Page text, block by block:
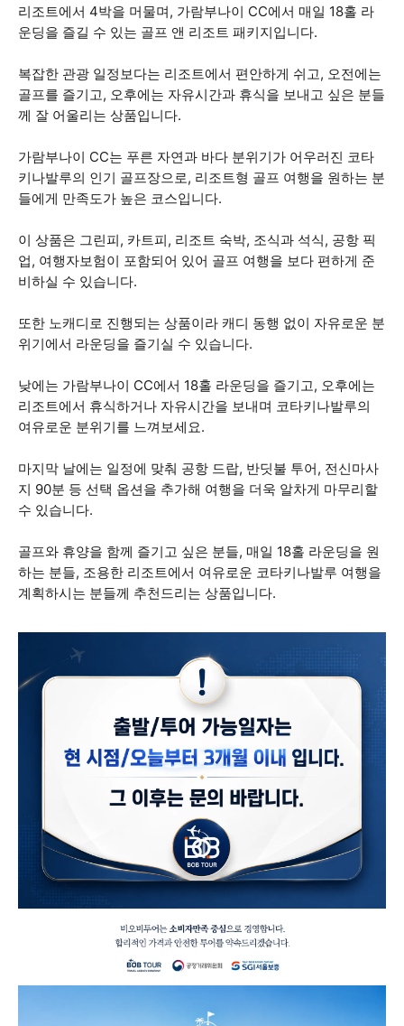
리조트에서 4박을 머물며, 가람부나이 CC에서 매일 18홀 라
운딩을 즐길 수 있는 골프 앤 리조트 패키지입니다.
복잡한 관광 일정보다는 리조트에서 편안하게 쉬고, 오전에는
골프를 즐기고, 오후에는 자유시간과 휴식을 보내고 싶은 분들
께 잘 어울리는 상품입니다.
가람부나이 CC는 푸른 자연과 바다 분위기가 어우러진 코타
키나발루의 인기 골프장으로, 리조트형 골프 여행을 원하는 분
들에게 만족도가 높은 코스입니다.
이 상품은 그린피, 카트피, 리조트 숙박, 조식과 석식, 공항 픽
업, 여행자보험이 포함되어 있어 골프 여행을 보다 편하게 준
비하실 수 있습니다.
또한 노캐디로 진행되는 상품이라 캐디 동행 없이 자유로운 분
위기에서 라운딩을 즐기실 수 있습니다.
낮에는 가람부나이 CC에서 18홀 라운딩을 즐기고, 오후에는
리조트에서 휴식하거나 자유시간을 보내며 코타키나발루의
여유로운 분위기를 느껴보세요.
마지막 날에는 일정에 맞춰 공항 드랍, 반딧불 투어, 전신마사
지 90분 등 선택 옵션을 추가해 여행을 더욱 알차게 마무리할
수 있습니다.
골프와 휴양을 함께 즐기고 싶은 분들, 매일 18홀 라운딩을 원
하는 분들, 조용한 리조트에서 여유로운 코타키나발루 여행을
계획하시는 분들께 추천드리는 상품입니다.